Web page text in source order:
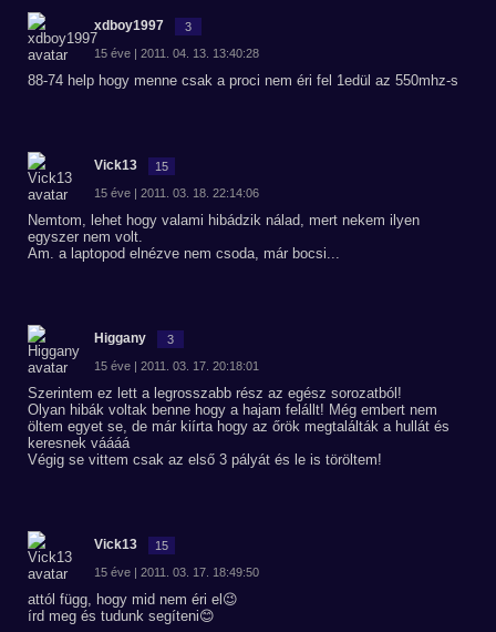
xdboy1997 3
15 éve | 2011. 04. 13. 13:40:28
88-74 help hogy menne csak a proci nem éri fel 1edül az 550mhz-s
Vick13 15
15 éve | 2011. 03. 18. 22:14:06
Nemtom, lehet hogy valami hibádzik nálad, mert nekem ilyen
egyszer nem volt.
Am. a laptopod elnézve nem csoda, már bocsi...
Higgany 3
15 éve | 2011. 03. 17. 20:18:01
Szerintem ez lett a legrosszabb rész az egész sorozatból!
Olyan hibák voltak benne hogy a hajam felállt! Még embert nem
öltem egyet se, de már kiírta hogy az őrök megtalálták a hullát és
keresnek váááá
Végig se vittem csak az első 3 pályát és le is töröltem!
Vick13 15
15 éve | 2011. 03. 17. 18:49:50
attól függ, hogy mid nem éri el😉
írd meg és tudunk segíteni😊